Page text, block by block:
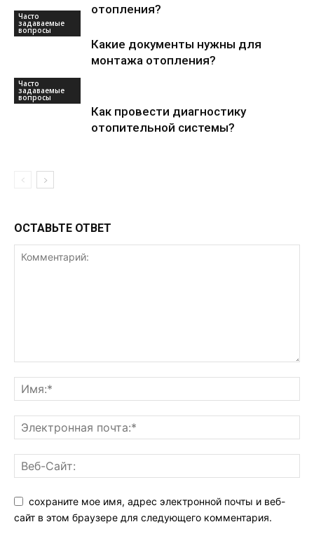
отопления?
Часто
задаваемые
вопросы
Какие документы нужны для
монтажа отопления?
Часто
задаваемые
вопросы
Как провести диагностику
отопительной системы?
ОСТАВЬТЕ ОТВЕТ
сохраните мое имя, адрес электронной почты и веб-
сайт в этом браузере для следующего комментария.